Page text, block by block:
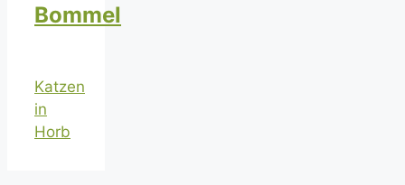
Bommel
Katzen
in
Horb